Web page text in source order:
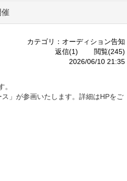
カテゴリ：オーディション告知
返信(1)
閲覧(245)
2026/06/10 21:35
」が参画いたします。詳細はHPをご